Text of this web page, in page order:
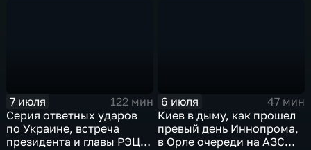
7 июля
122 мин
Серия ответных ударов
по Украине, встреча
президента и главы РЭЦ,
6 июля
47 мин
Киев в дыму, как прошел
превый день Иннопрома,
в Орле очереди на АЗС